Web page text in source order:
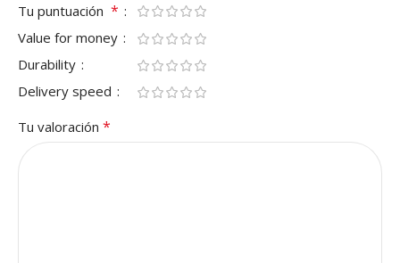
Tu puntuación *
Value for money
Durability
Delivery speed
Tu valoración *